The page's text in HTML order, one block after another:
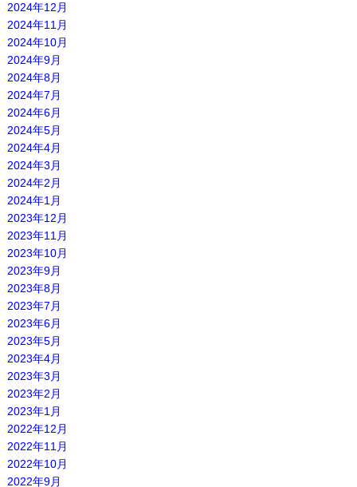
2024年12月
2024年11月
2024年10月
2024年9月
2024年8月
2024年7月
2024年6月
2024年5月
2024年4月
2024年3月
2024年2月
2024年1月
2023年12月
2023年11月
2023年10月
2023年9月
2023年8月
2023年7月
2023年6月
2023年5月
2023年4月
2023年3月
2023年2月
2023年1月
2022年12月
2022年11月
2022年10月
2022年9月